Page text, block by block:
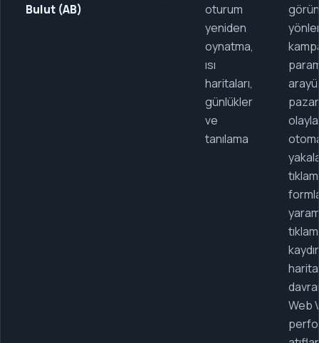
Bulut (AB)
oturum
yeniden
oynatma,
ısı
haritaları,
günlükler
ve
tanılama
Web